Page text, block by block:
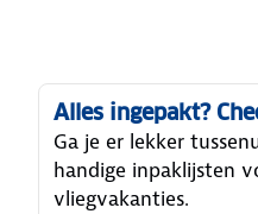
Alles ingepakt?
Ga je er lekker
handige inpaklijsten
vliegvakanties.